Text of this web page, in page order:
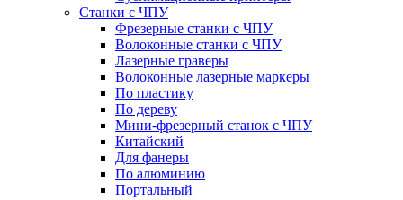
Станки с ЧПУ
Фрезерные станки с ЧПУ
Волоконные станки с ЧПУ
Лазерные граверы
Волоконные лазерные маркеры
По пластику
По дереву
Мини-фрезерный станок с ЧПУ
Китайский
Для фанеры
По алюминию
Портальный